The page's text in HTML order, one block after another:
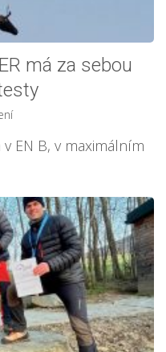
má za sebou
EN B, v maximálním